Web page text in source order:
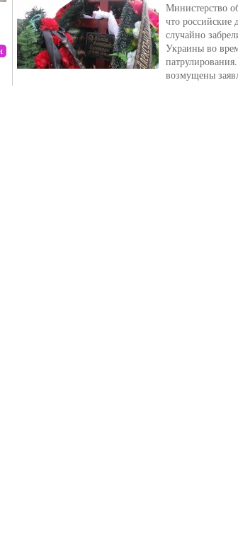
drunktwi отНаталья
Министерство
что российские
случайно
Украины во
возмущены